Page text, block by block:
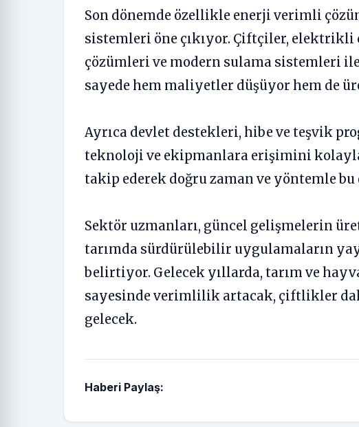
Son dönemde özellikle enerji verimli
sistemleri öne çıkıyor. Çiftçiler,
çözümleri ve modern sulama sistemleri
sayede hem maliyetler düşüyor hem de
Ayrıca devlet destekleri, hibe ve teşvik
teknoloji ve ekipmanlara erişimini
takip ederek doğru zaman ve yöntemle
Sektör uzmanları, güncel gelişmelerin
tarımda sürdürülebilir uygulamaların
belirtiyor. Gelecek yıllarda, tarım ve
sayesinde verimlilik artacak, çiftlikler
gelecek.
Haberi Paylaş: